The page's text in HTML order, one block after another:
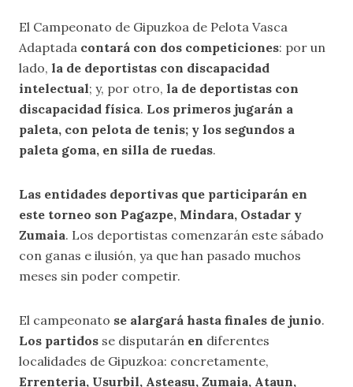
El Campeonato de Gipuzkoa de Pelota Vasca
Adaptada contará con dos competiciones: por un
lado, la de deportistas con discapacidad
intelectual; y, por otro, la de deportistas con
discapacidad física. Los primeros jugarán a
paleta, con pelota de tenis; y los segundos a
paleta goma, en silla de ruedas.
Las entidades deportivas que participarán en
este torneo son Pagazpe, Mindara, Ostadar y
Zumaia. Los deportistas comenzarán este sábado
con ganas e ilusión, ya que han pasado muchos
meses sin poder competir.
El campeonato se alargará hasta finales de junio.
Los partidos se disputarán en diferentes
localidades de Gipuzkoa: concretamente,
Errenteria, Usurbil, Asteasu, Zumaia, Ataun,